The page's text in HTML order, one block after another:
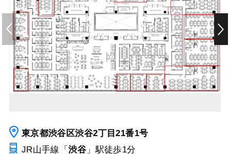
東京都渋谷区渋谷2丁目21番1号
JR山手線「渋谷 」駅徒歩1分